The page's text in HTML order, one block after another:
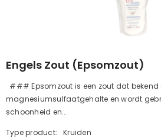
Engels Zout (epsomzout)
### Epsomzout is een zout dat bekend
magnesiumsulfaatgehalte en wordt
schoonheid en...
Type product: Kruiden